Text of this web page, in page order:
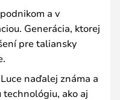
a v
Generácia, ktorej
pre taliansky
naďalej známa a
ako aj